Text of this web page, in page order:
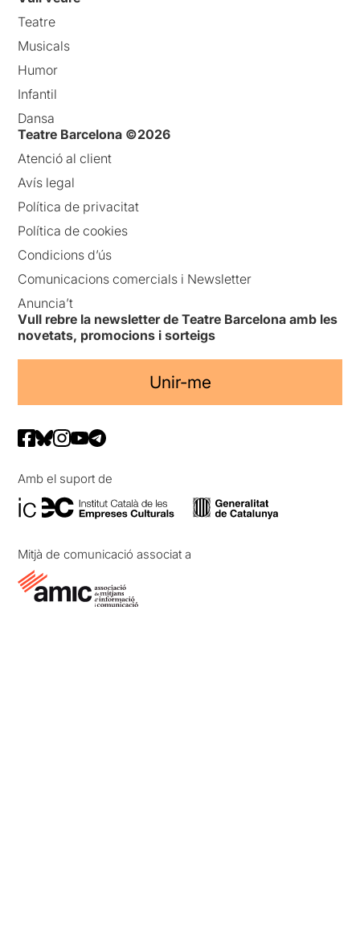
Teatre
Musicals
Humor
Infantil
Dansa
Teatre Barcelona ©2026
Atenció al client
Avís legal
Política de privacitat
Política de cookies
Condicions d’ús
Comunicacions comercials i Newsletter
Anuncia’t
Vull rebre la newsletter de Teatre Barcelona amb les
novetats, promocions i sorteigs
Unir-me
Amb el suport de
Mitjà de comunicació associat a